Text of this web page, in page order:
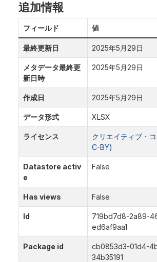
追加情報
フィールド 値
最終更新日 2025年5月29日
メタデータ最終更
新日時
2025年5月29日
作成日 2025年5月29日
データ形式 XLSX
ライセンス
クリエイティブ・
C-BY)
Datastore activ
e
False
Has views False
Id
719bd7d8-2a89-
ed6af9aa1
Package id
cb0853d3-01d4-
34b35191